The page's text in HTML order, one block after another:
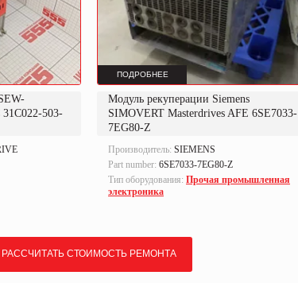
503-
ПОДРОБНЕЕ
Модуль рекуперации Siemens
SIMOVERT Masterdrives AFE 6SE7033-
7EG80-Z
Производитель: SIEMENS
Part number: 6SE7033-7EG80-Z
Тип оборудования: Прочая промышленная
электроника
РАССЧИТАТЬ СТОИМОСТЬ РЕМОНТА